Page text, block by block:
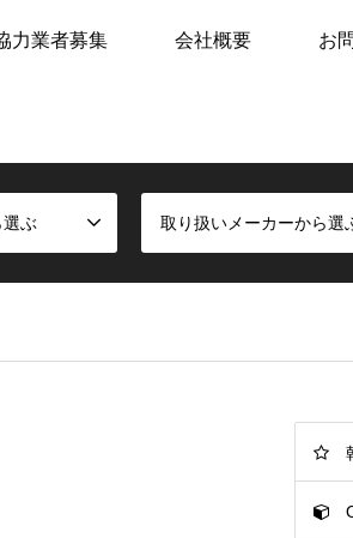
力業者募集 会社概要 お
ぶ 取り扱いメーカーから選